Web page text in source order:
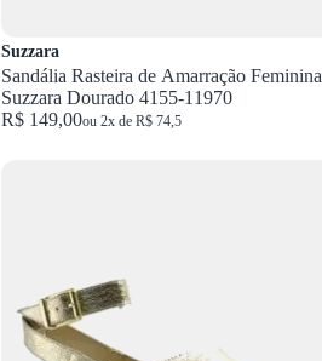
Suzzara
Sandália Rasteira de Amarração Feminina
Suzzara Dourado 4155-11970
R$ 149,00ou 2x de R$ 74,5